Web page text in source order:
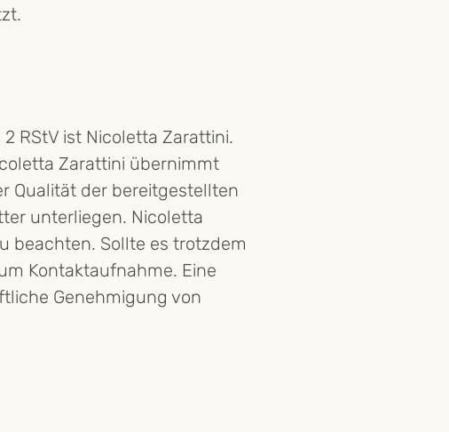
RStV ist Nicoletta Zarattini.
Zarattini übernimmt
Qualität der bereitgestellten
unterliegen. Nicoletta
beachten. Sollte es trotzdem
Kontaktaufnahme. Eine
Genehmigung von